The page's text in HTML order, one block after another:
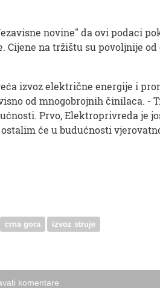
novine" da ovi podaci
na tržištu su povoljnije
izvoz električne energije i
od mnogobrojnih činilaca. -
Prvo, Elektroprivreda je
će u budućnosti
crna gora
izvoz struje
komentare.